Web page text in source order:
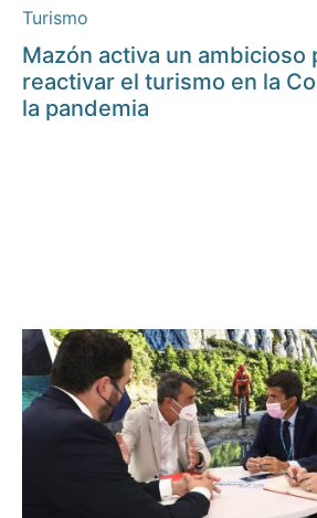
Turismo
Mazón activa un ambicioso
reactivar el turismo en la
la pandemia